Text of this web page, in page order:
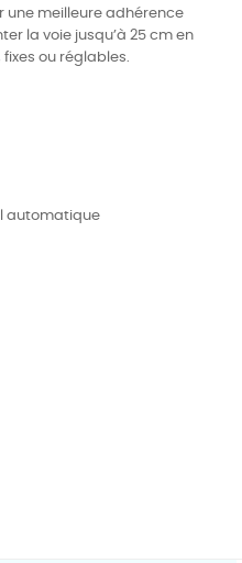
une meilleure adhérence
la voie jusqu’à 25 cm en
ou réglables.
automatique